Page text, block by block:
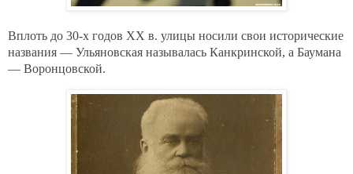
Вплоть до 30-х годов XX в. улицы носили свои исторические
названия — Ульяновская называлась Канкринской, а Баумана
— Воронцовской.